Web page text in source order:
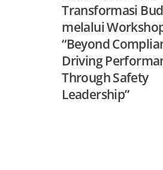
Transformasi
melalui
“Beyond
Driving
Through Safety
Leadership”